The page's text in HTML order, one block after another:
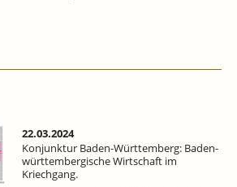
22.03.2024
Konjunktur Baden-Württemberg: Baden-
württembergische Wirtschaft im
Kriechgang.